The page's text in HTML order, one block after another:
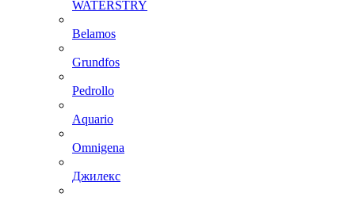
WATERSTRY
Belamos
Grundfos
Pedrollo
Aquario
Omnigena
Джилекс